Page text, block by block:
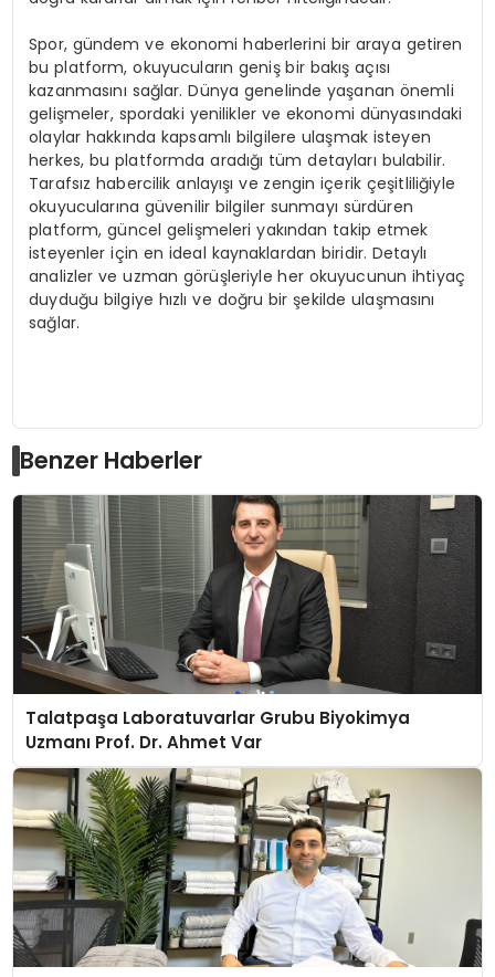
Spor, gündem ve ekonomi haberlerini bir araya getiren
bu platform, okuyucuların geniş bir bakış açısı
kazanmasını sağlar. Dünya genelinde yaşanan önemli
gelişmeler, spordaki yenilikler ve ekonomi dünyasındaki
olaylar hakkında kapsamlı bilgilere ulaşmak isteyen
herkes, bu platformda aradığı tüm detayları bulabilir.
Tarafsız habercilik anlayışı ve zengin içerik çeşitliliğiyle
okuyucularına güvenilir bilgiler sunmayı sürdüren
platform, güncel gelişmeleri yakından takip etmek
isteyenler için en ideal kaynaklardan biridir. Detaylı
analizler ve uzman görüşleriyle her okuyucunun ihtiyaç
duyduğu bilgiye hızlı ve doğru bir şekilde ulaşmasını
sağlar.
Benzer Haberler
Talatpaşa Laboratuvarlar Grubu Biyokimya
Uzmanı Prof. Dr. Ahmet Var